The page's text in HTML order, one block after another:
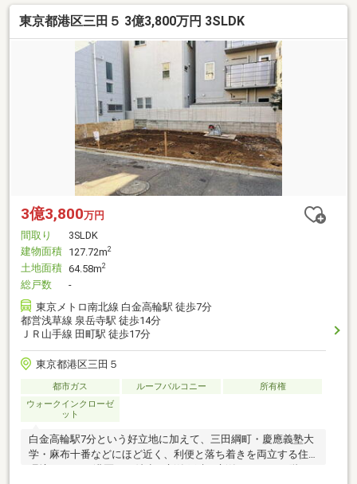
東京都港区三田５ 3億3,800万円 3SLDK
3億3,800万円
間取り
3SLDK
建物面積 127.72m2
土地面積 64.58m2
総戸数
-
東京メトロ南北線 白金高輪駅 徒歩7分
都営浅草線 泉岳寺駅 徒歩14分
ＪＲ山手線 田町駅 徒歩17分
東京都港区三田５
都市ガス ルーフバルコニー
所有権
ウォークインクローゼ
ット
白金高輪駅7分という好立地に加えて、三田綱町・慶應義塾大
学・麻布十番などにほど近く、利便と落ち着きを両立する住